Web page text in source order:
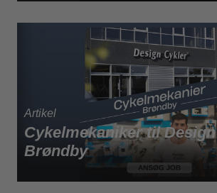
Cykelmekaniker til
Brøndby